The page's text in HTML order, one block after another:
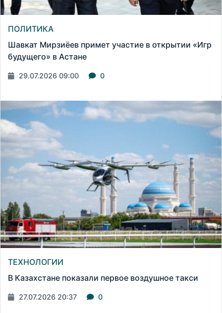
ПОЛИТИКА
Шавкат Мирзиёев примет участие в открытии «Игр
будущего» в Астане
29.07.2026 09:00 0
ТЕХНОЛОГИИ
В Казахстане показали первое воздушное такси
27.07.2026 20:37 0